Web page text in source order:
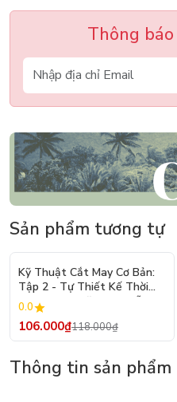
Thông
Sản phẩm tương tự
- 10%
Kỹ Thuật Cắt May Cơ Bản:
Tập 2 - Tự Thiết Kế Thời
Trang Nam Nữ - Tạo Mẫu
Rập - Kỹ Thuật Nhảy Size
0.0
106.000₫118.000₫
Thông tin sản phẩm